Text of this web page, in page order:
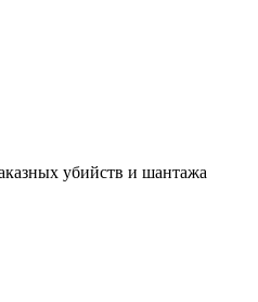
убийств и шантажа